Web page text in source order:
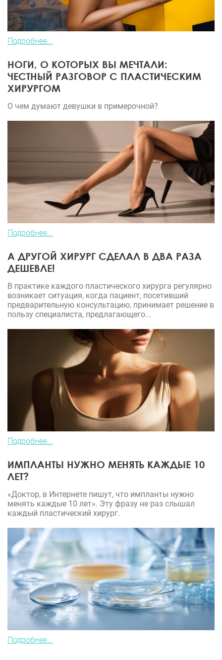
Подробнее...
НОГИ, О КОТОРЫХ ВЫ МЕЧТАЛИ:
ЧЕСТНЫЙ РАЗГОВОР С ПЛАСТИЧЕСКИМ
ХИРУРГОМ
О чем думают девушки в примерочной?
Подробнее...
А ДРУГОЙ ХИРУРГ СДЕЛАЛ В ДВА РАЗА
ДЕШЕВЛЕ!
В практике каждого пластического хирурга регулярно
возникает ситуация, когда пациент, посетивший
предварительную консультацию, принимает решение в
пользу специалиста, предлагающего...
Подробнее...
ИМПЛАНТЫ НУЖНО МЕНЯТЬ КАЖДЫЕ 10
ЛЕТ?
«Доктор, в Интернете пишут, что импланты нужно
менять каждые 10 лет». Эту фразу не раз слышал
каждый пластический хирург.
Подробнее...